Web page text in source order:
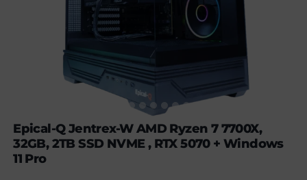
Epical-Q Jentrex-W AMD Ryzen 7 7700X,
32GB, 2TB SSD NVME , RTX 5070 + Windows
11 Pro